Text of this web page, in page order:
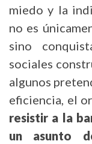
miedo y la
no es
sino
sociales
algunos
eficiencia, el
resistir a la
un asunto